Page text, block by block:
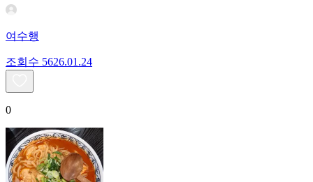
여수행
조회수 5626.01.24
0